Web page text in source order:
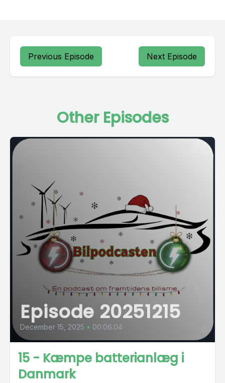
Previous Episode Next Episode
Other Episodes
Episode 20251215
December 15, 2025 • 00:06:04
15 - Kæmpe batterianlæg i
Danmark